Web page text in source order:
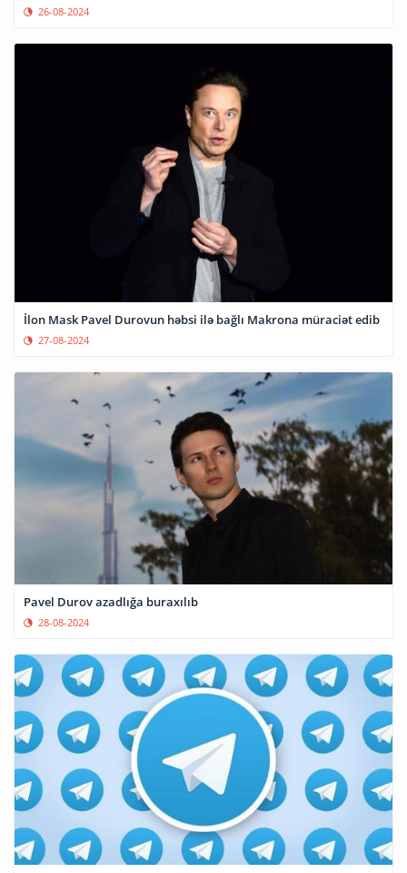
26-08-2024
İlon Mask Pavel Durovun həbsi ilə bağlı Makrona müraciət edib
27-08-2024
Pavel Durov azadlığa buraxılıb
28-08-2024